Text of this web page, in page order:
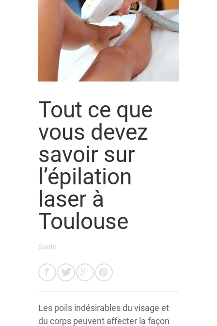
Tout ce que
vous devez
savoir sur
l’épilation
laser à
Toulouse
Santé
Les poils indésirables du visage et
du corps peuvent affecter la façon